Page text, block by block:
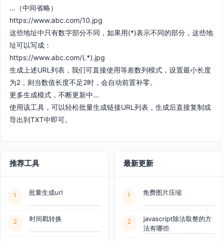
...（中间省略）
https://www.abc.com/10.jpg
这些地址中只有数字部分不同，如果用(*)表示不同的部分，这些地
址可以写成：
https://www.abc.com/(.*).jpg
生成上述URL列表，我们可直接使用等差数列模式，设置最小长度
为2，则当数值长度不足2时，会自动前置补零。
更多生成模式，不断更新中...
使用该工具，可以轻松批量生成链接URL列表，生成后直接复制或
导出到TXT中即可。
推荐工具
1 批量生成url
2 时间戳转换
最新更新
1 免费图片压缩
2
javascript除法取整的方
法有哪些